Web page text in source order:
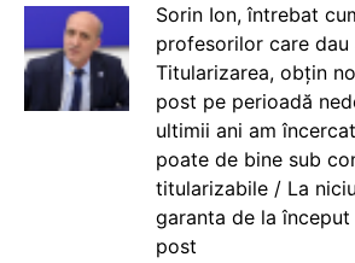
Sorin Ion, întrebat
profesorilor care dau
Titularizarea, obțin
post pe perioadă
ultimii ani am
poate de bine sub
titularizabile / La
garanta de la început
post